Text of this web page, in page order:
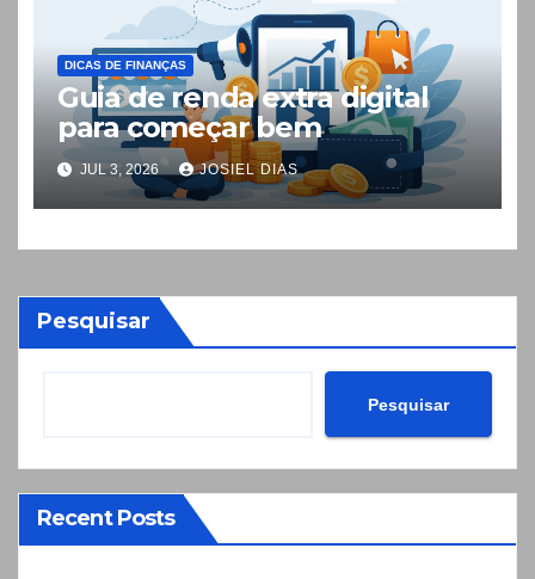
DICAS DE FINANÇAS
Guia de renda extra digital
para começar bem
JUL 3, 2026 JOSIEL DIAS
Pesquisar
Pesquisar
Recent Posts